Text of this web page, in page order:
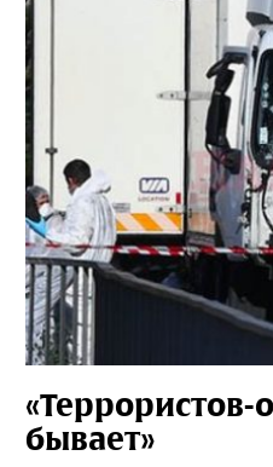
бывает»